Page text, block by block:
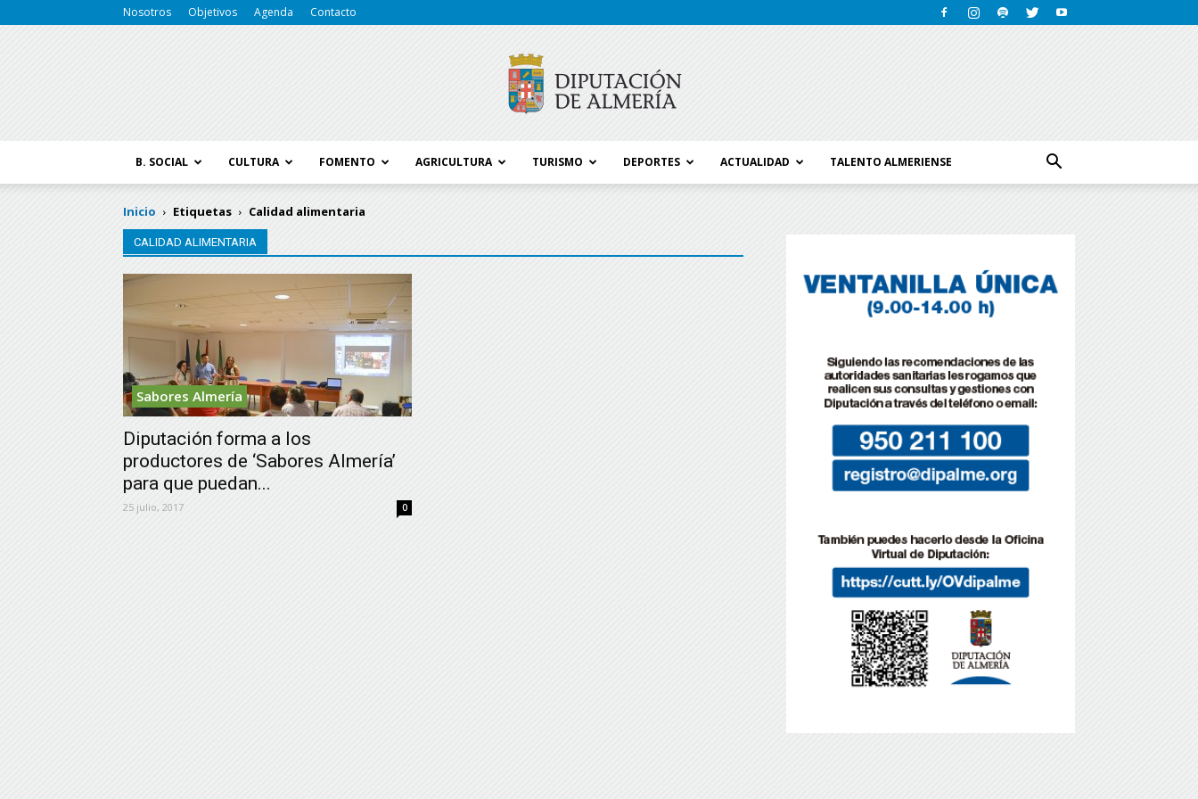
Nosotros Objetivos Agenda Contacto
B. SOCIAL CULTURA FOMENTO AGRICULTURA TURISMO DEPORTES ACTUALIDAD TALENTO ALMERIENSE
Inicio Etiquetas Calidad alimentaria
CALIDAD ALIMENTARIA
Sabores Almería
Diputación forma a los
productores de ‘Sabores Almería’
para que puedan...
25 julio, 2017 0